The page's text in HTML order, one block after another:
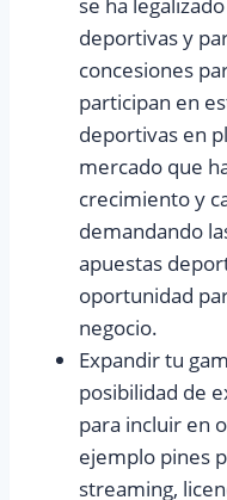
deportivas y
concesiones
participan en
deportivas en
mercado que
crecimiento y
demandando
apuestas
oportunidad
negocio.
Expandir tu
posibilidad de
para incluir en
ejemplo pines
streaming,